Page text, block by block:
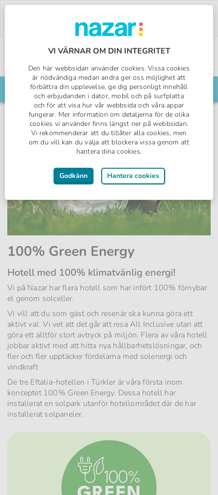
Använd koden:PW26. Boka nu »
Nazar logotyp
Sveriges All Inclusive-specialist
Sök din resa här
100% Green Energy
Hotell med 100% klimatvänlig energi!
Vi på Nazar har flera hotell som har infört 100% förnybar
el genom solceller.
Vi vill att du som gäst och resenär ska kunna göra ett
aktivt val. Vi vet att det går att resa All Inclusive utan att
göra ett alltför stort avtryck på miljön. Flera av våra hotell
jobbar aktivt med att hitta nya hållbarhetslösningar, och
fler och fler upptäcker fördelarna med solenergi och
vindkraft
De tre Eftalia-hotellen i Türkler är våra första inom
konceptet 100% Green Energy. Dessa hotell har
installerat en solpark utanför hotellområdet där de har
installerat solpaneler.
VI VÄRNAR OM DIN INTEGRITET
Den här webbsidan använder cookies. Vissa cookies
är nödvändiga medan andra ger oss möjlighet att
förbättra din upplevelse, ge dig personligt innehåll
och erbjudanden i dator, mobil och på surfplatta
och för att visa hur vår webbsida och våra appar
fungerar. Mer information om detaljerna för de olika
cookies vi använder finns längst ner på webbsidan.
Vi rekommenderar att du tillåter alla cookies, men
om du vill kan du välja att blockera vissa genom att
hantera dina cookies.
Godkänn Hantera cookies